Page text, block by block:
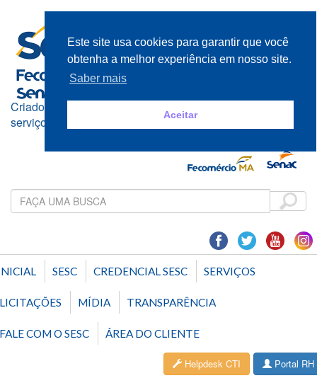
Criado e mantido pelos empresários do comércio de bens,
serviços e turismo
SESC CREDENCIAL SESC SERVIÇOS
LICITAÇÕES MÍDIA TRANSPARÊNCIA
FALE COM O SESC ÁREA DO CLIENTE
Portal RH
Helpdesk CTI
Este site usa cookies para garantir que você
obtenha a melhor experiência em nosso site.
Saber mais
Aceitar